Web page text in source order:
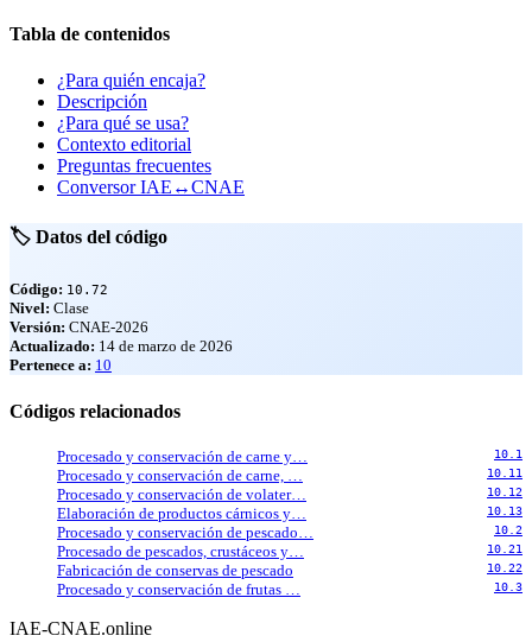
Tabla de contenidos
¿Para quién encaja?
Descripción
¿Para qué se usa?
Contexto editorial
Preguntas frecuentes
Conversor IAE↔CNAE
🏷️ Datos del código
Código: 10.72
Nivel: Clase
Versión: CNAE-2026
Actualizado: 14 de marzo de 2026
Pertenece a: 10
Códigos relacionados
Procesado y conservación de carne y… 10.1
Procesado y conservación de carne, … 10.11
Procesado y conservación de volater… 10.12
Elaboración de productos cárnicos y… 10.13
Procesado y conservación de pescado… 10.2
Procesado de pescados, crustáceos y… 10.21
Fabricación de conservas de pescado 10.22
Procesado y conservación de frutas … 10.3
IAE-CNAE.online